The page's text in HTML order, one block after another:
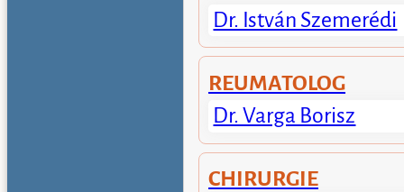
Dr. István Szemerédi
REUMATOLOG
Dr. Varga Borisz
CHIRURGIE